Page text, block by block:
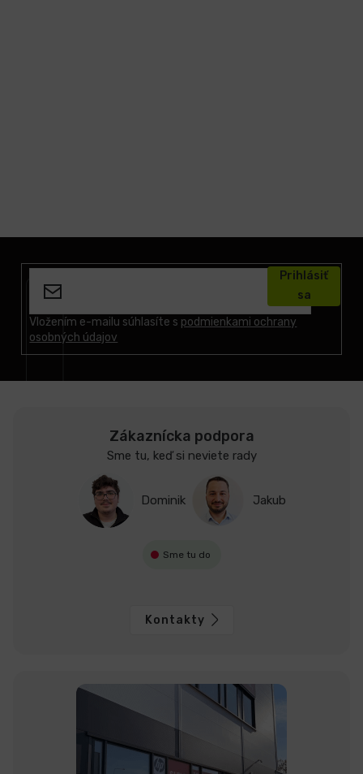
Vložením e-mailu súhlasíte s podmienkami ochrany
osobných údajov
Prihlásiť
sa
Zákaznícka podpora
Sme tu, keď si neviete rady
Dominik Jakub
Sme tu do
Kontakty